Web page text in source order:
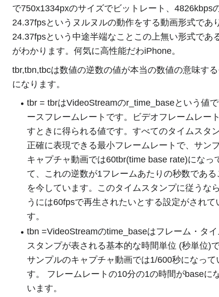
で750x1334pxのサイズでビットレート、4826kbps
24.37fpsというヌルヌルの動作をする動画形式であ
24.37fpsという中途半端なことこの上無い形式であ
がわかります。何気に高性能だわiPhone。
tbr,tbn,tbcは数値の逆数の値が本当の数値の意味す
になります。
tbr = tbrはVideoStreamのr_time_baseという値
ースフレームレートです。ビデオフレームレー
すときに得られる値です。すべてのタイムスタ
正確に表現できる最小フレームレートで、サン
キャプチャ動画では60tbr(time base rate)になっ
て、これの逆数が1フレームあたりの秒数である
を今しています。このタイムスタンプに従うな
うには60fpsで再生されたいとする設定がされて
す。
tbn =VideoStreamのtime_baseはフレーム・タ
スタンプが表される基本的な時間単位 (秒単位)
サンプルのキャプチャ動画では1/600秒になって
す。 フレームレートの10分の1の時間がbaseに
います。